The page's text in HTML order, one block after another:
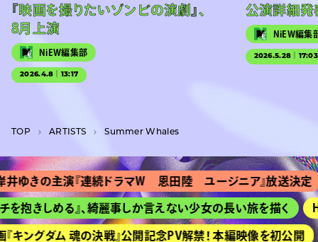
『映画を撮りたいゾンビの演劇』、
8月上演
NiEW編集部
2026.4.8｜13:17
公演詳細発
NiEW編集
2026.5.28｜17:03
TOP A­R­T­I­S­T­S Summer Whales
きの主演『連続ドラマＷ 恩田陸 ユージニア』放送決定
きしめる』、綺麗事しか言えない少女の長い旅を描く
ングダム 魂の決戦』公開記念PV解禁！ 本編映像を初公開